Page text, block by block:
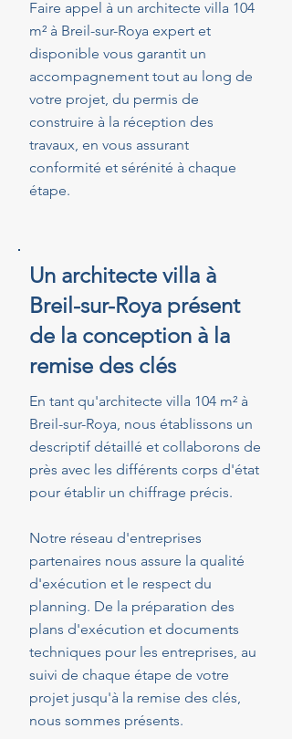
Faire appel à un architecte villa 104
m² à Breil-sur-Roya expert et
disponible vous garantit un
accompagnement tout au long de
votre projet, du permis de
construire à la réception des
travaux, en vous assurant
conformité et sérénité à chaque
étape.
Un architecte villa à
Breil-sur-Roya présent
de la conception à la
remise des clés
En tant qu'architecte villa 104 m² à
Breil-sur-Roya, nous établissons un
descriptif détaillé et collaborons de
près avec les différents corps d'état
pour établir un chiffrage précis.
Notre réseau d'entreprises
partenaires nous assure la qualité
d'exécution et le respect du
planning. De la préparation des
plans d'exécution et documents
techniques pour les entreprises, au
suivi de chaque étape de votre
projet jusqu'à la remise des clés,
nous sommes présents.